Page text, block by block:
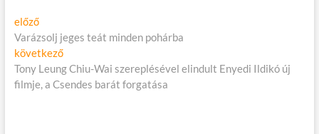
Bejegyzés
navigáció
előzőElőző
cikk:
Varázsolj jeges teát minden pohárba
következőKövetkező
cikk:
Tony Leung Chiu-Wai szereplésével elindult Enyedi Ildikó új
filmje, a Csendes barát forgatása